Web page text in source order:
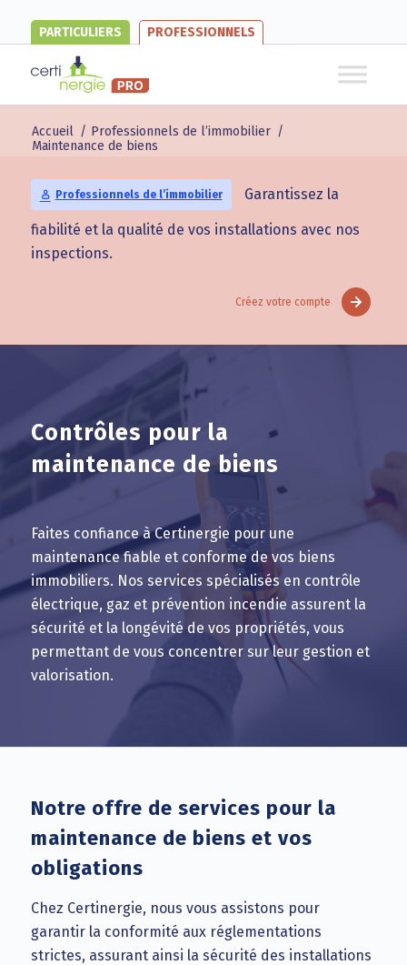
PARTICULIERS PROFESSIONNELS
Accueil / Professionnels de l’immobilier /
Maintenance de biens
Professionnels de l’immobilier Garantissez la
fiabilité et la qualité de vos installations avec nos
inspections.
Créez votre compte
Contrôles pour la
maintenance de biens
Faites confiance à Certinergie pour une
maintenance fiable et conforme de vos biens
immobiliers. Nos services spécialisés en contrôle
électrique, gaz et prévention incendie assurent la
sécurité et la longévité de vos propriétés, vous
permettant de vous concentrer sur leur gestion et
valorisation.
Notre offre de services pour la
maintenance de biens et vos
obligations
Chez Certinergie, nous vous assistons pour
garantir la conformité aux réglementations
strictes, assurant ainsi la sécurité des installations